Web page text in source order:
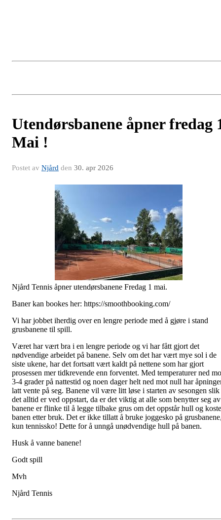
Utendørsbanene åpner fredag
Mai !
Postet av Njård den 30. apr 2026
Njård Tennis åpner utendørsbanene Fredag 1 mai.
Baner kan bookes her: https://smoothbooking.com/
Vi har jobbet iherdig over en lengre periode med å gjøre i stand
grusbanene til spill.
Været har vært bra i en lengre periode og vi har fått gjort det
nødvendige arbeidet på banene. Selv om det har vært mye sol i de
siste ukene, har det fortsatt vært kaldt på nettene som har gjort
prosessen mer tidkrevende enn forventet. Med temperaturer ned
3-4 grader på nattestid og noen dager helt ned mot null har
latt vente på seg. Banene vil være litt løse i starten av sesongen slik
det alltid er ved oppstart, da er det viktig at alle som benytter seg av
banene er flinke til å legge tilbake grus om det oppstår hull og
banen etter bruk. Det er ikke tillatt å bruke joggesko på
kun tennissko! Dette for å unngå unødvendige hull på banen.
Husk å vanne banene!
Godt spill
Mvh
Njård Tennis